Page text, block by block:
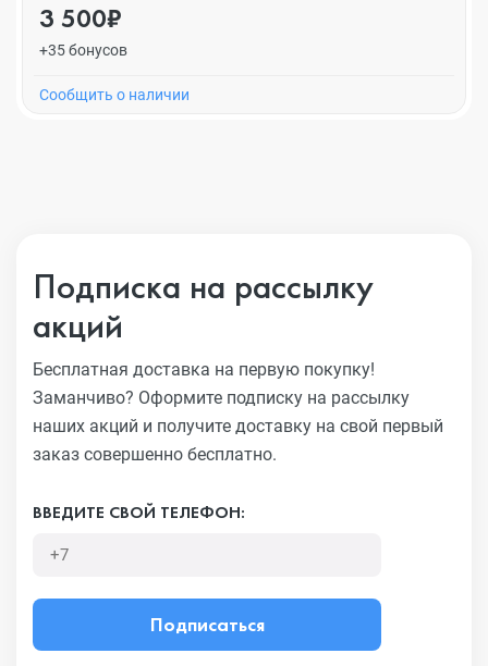
3 500₽
+35 бонусов
Cообщить о наличии
Подписка на рассылку
акций
Бесплатная доставка на первую покупку!
Заманчиво? Оформите подписку на рассылку
наших акций и получите доставку на свой первый
заказ совершенно бесплатно.
ВВЕДИТЕ СВОЙ ТЕЛЕФОН:
Подписаться